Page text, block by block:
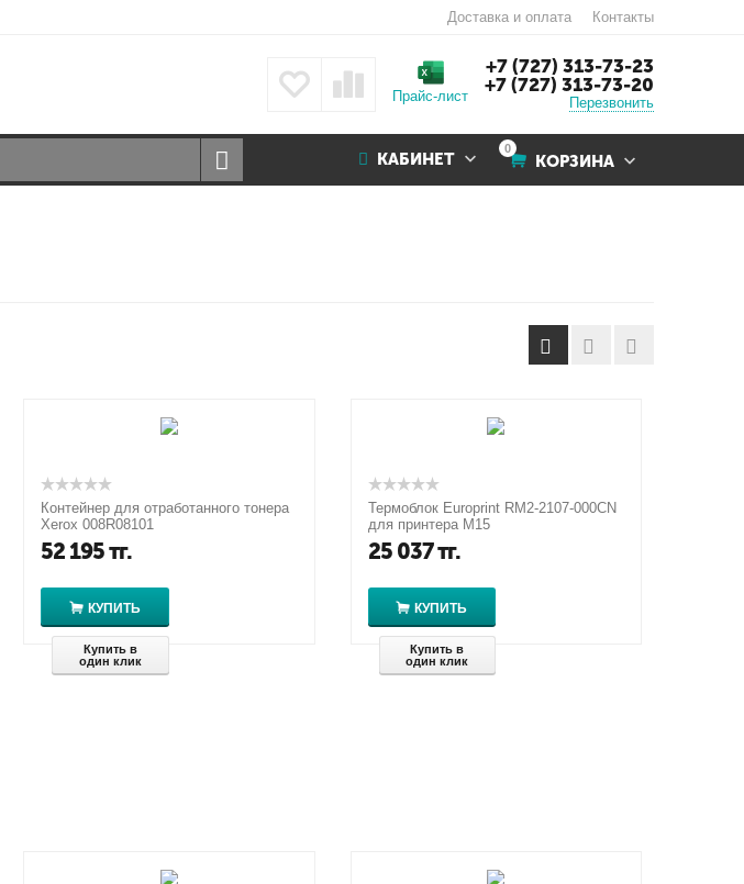
Доставка и оплата Контакты
+7 (727) 313-73-23
+7 (727) 313-73-20
Перезвонить
Прайс-лист
0
КОРЗИНА
КАБИНЕТ
Контейнер для отработанного тонера
Xerox 008R08101
52 195тг.
КУПИТЬ
Купить в
один клик
Термоблок Europrint RM2-2107-000CN
для принтера M15
25 037тг.
КУПИТЬ
Купить в
один клик